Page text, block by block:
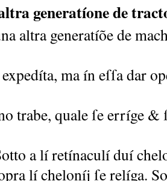
generatíone de
altra generatíõe de
ma ín eſſa dar
trabe, quale ſe erríge &
a lí retínaculí duí
lí cheloníj ſe relíga.